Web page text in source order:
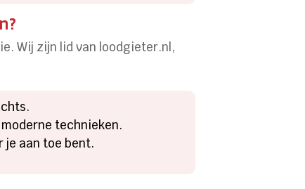
Wij zijn lid van loodgieter.nl,
technieken.
je aan toe bent.